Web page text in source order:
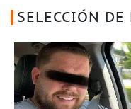
SELECCIÓN DE